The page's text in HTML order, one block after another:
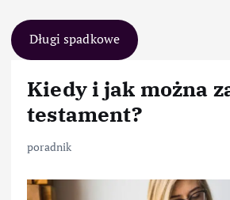
Długi spadkowe
Kiedy i jak można
testament?
poradnik